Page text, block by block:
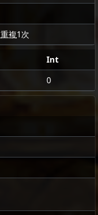
重複1次
Int
0